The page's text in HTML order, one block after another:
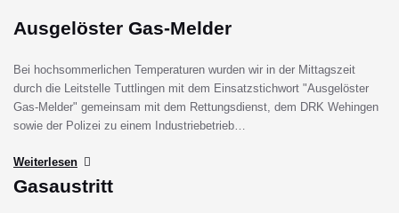
Ausgelöster Gas-Melder
Bei hochsommerlichen Temperaturen wurden wir in der Mittagszeit
durch die Leitstelle Tuttlingen mit dem Einsatzstichwort "Ausgelöster
Gas-Melder" gemeinsam mit dem Rettungsdienst, dem DRK Wehingen
sowie der Polizei zu einem Industriebetrieb…
Weiterlesen
Gasaustritt